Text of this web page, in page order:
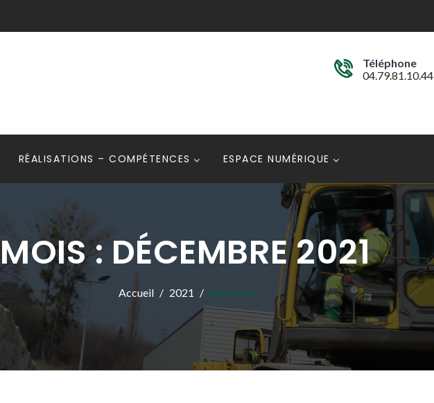
Téléphone
04.79.81.10.44
RÉALISATIONS – COMPÉTENCES ESPACE NUMÉRIQUE
MOIS :DÉCEMBRE 2021
Accueil 2021 décembre